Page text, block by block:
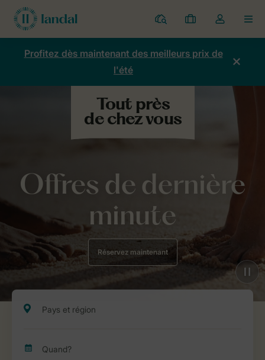
Parcs
Mes
réservations
Toggle
the
my
account
Profitez dès maintenant des meilleurs prix de
l'été
Offres de dernière
minute
Réservez maintenant